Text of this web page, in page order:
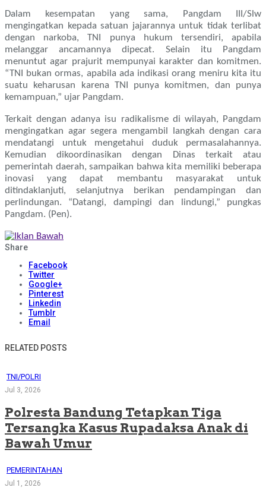
Dalam kesempatan yang sama, Pangdam III/Slw
mengingatkan kepada satuan jajarannya untuk tidak terlibat
dengan narkoba, TNI punya hukum tersendiri, apabila
melanggar ancamannya dipecat. Selain itu Pangdam
menuntut agar prajurit mempunyai karakter dan komitmen.
“TNI bukan ormas, apabila ada indikasi orang meniru kita itu
suatu keharusan karena TNI punya komitmen, dan punya
kemampuan,” ujar Pangdam.
Terkait dengan adanya isu radikalisme di wilayah, Pangdam
mengingatkan agar segera mengambil langkah dengan cara
mendatangi untuk mengetahui duduk permasalahannya.
Kemudian dikoordinasikan dengan Dinas terkait atau
pemerintah daerah, sampaikan bahwa kita memiliki beberapa
inovasi yang dapat membantu masyarakat untuk
ditindaklanjuti, selanjutnya berikan pendampingan dan
perlindungan. “Datangi, dampingi dan lindungi,” pungkas
Pangdam. (Pen).
Share
Facebook
Twitter
Google+
Pinterest
Linkedin
Tumblr
Email
RELATED POSTS
TNI/POLRI
Jul 3, 2026
Polresta Bandung Tetapkan Tiga
Tersangka Kasus Rupadaksa Anak di
Bawah Umur
PEMERINTAHAN
Jul 1, 2026